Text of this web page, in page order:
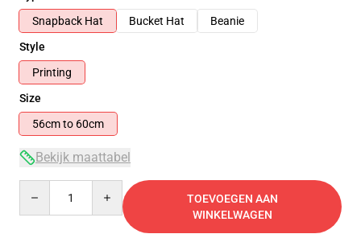
Snapback Hat
Bucket Hat
Beanie
Style
Printing
Size
56cm to 60cm
Bekijk maattabel
TOEVOEGEN AAN
WINKELWAGEN